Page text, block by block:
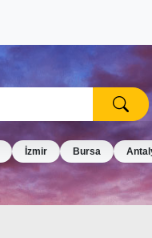
İzmir Bursa